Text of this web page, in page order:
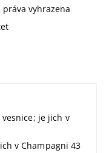
vyhrazena
je jich v
v Champagni 43